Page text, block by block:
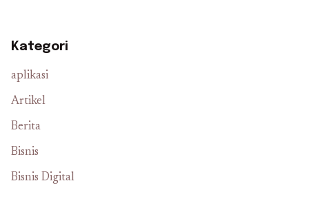
Kategori
aplikasi
Artikel
Berita
Bisnis
Bisnis Digital